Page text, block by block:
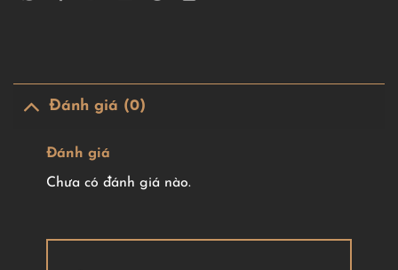
Đánh giá (0)
Đánh giá
Chưa có đánh giá nào.